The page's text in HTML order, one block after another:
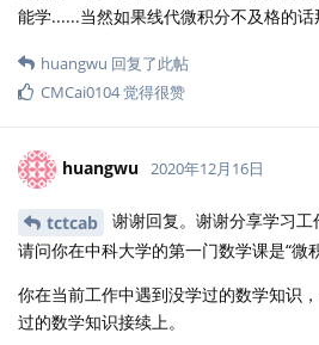
能学......当然如果线代微积分不及格的话
huangwu 回复了此帖
CMCai0104觉得很赞
huangwu 2020年12月16日
tctcab
谢谢回复。谢谢分享学习工
请问你在中科大学的第一门数学课是“微
你在当前工作中遇到没学过的数学知识
过的数学知识接续上。